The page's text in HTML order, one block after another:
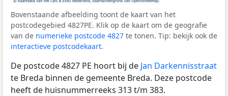
Bovenstaande afbeelding toont de kaart van het
postcodegebied 4827PE. Klik op de kaart om de geografie
van de numerieke postcode 4827 te tonen. Tip: bekijk ook de
interactieve postcodekaart.
De postcode 4827 PE hoort bij de Jan Darkennisstraat
te Breda binnen de gemeente Breda. Deze postcode
heeft de huisnummerreeks 313 t/m 383.